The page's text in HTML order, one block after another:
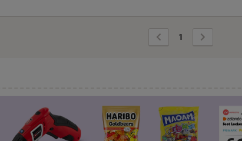
Vorige
pagina
1
pagina